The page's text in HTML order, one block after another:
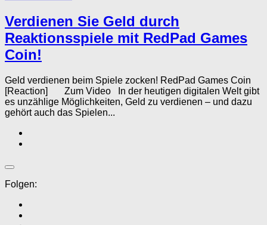
Verdienen Sie Geld durch
Reaktionsspiele mit RedPad Games
Coin!
Geld verdienen beim Spiele zocken! RedPad Games Coin
[Reaction] Zum Video In der heutigen digitalen Welt gibt
es unzählige Möglichkeiten, Geld zu verdienen – und dazu
gehört auch das Spielen...
Folgen: